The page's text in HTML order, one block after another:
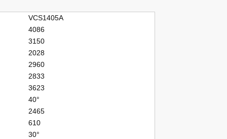
VCS1405A
4086
3150
2028
2960
2833
3623
40°
2465
610
30°